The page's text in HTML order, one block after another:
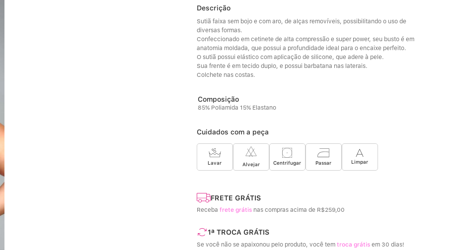
Descrição
Sutiã faixa sem bojo e com aro, de alças removíveis, possibilitando o uso de
diversas formas.
Confeccionado em cetinete de alta compressão e super power, seu busto é em
anatomia moldada, que possui a profundidade ideal para o encaixe perfeito.
O sutiã possui elástico com aplicação de silicone, que adere à pele.
Sua frente é em tecido duplo, e possui barbatana nas laterais.
Colchete nas costas.
85% Poliamida 15% Elastano
Cuidados com a peça
Lavar Alvejar Centrifugar Passar Limpar
FRETE GRÁTIS
Receba frete grátisnas compras acima de R$259,00
1ª TROCA GRÁTIS
Se você não se apaixonou pelo produto, você tem troca grátisem 30 dias!